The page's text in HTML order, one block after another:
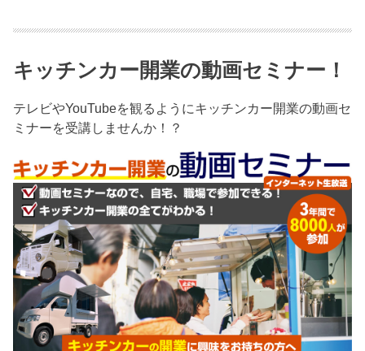
キッチンカー開業の動画セミナー！
テレビやYouTubeを観るようにキッチンカー開業の動画セ
ミナーを受講しませんか！？